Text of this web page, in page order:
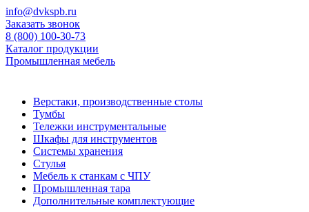
info@dvkspb.ru
Заказать звонок
8 (800) 100-30-73
Каталог продукции
Промышленная мебель
Верстаки, производственные столы
Тумбы
Тележки инструментальные
Шкафы для инструментов
Системы хранения
Стулья
Мебель к станкам с ЧПУ
Промышленная тара
Дополнительные комплектующие